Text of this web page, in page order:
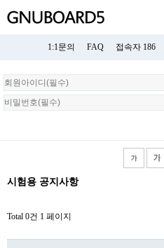
1:1문의 FAQ 접속자 186
회
원
로
시험용 공지사항
Total 0건 1 페이지